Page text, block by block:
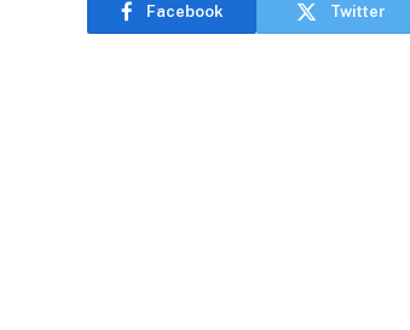
Facebook Twitter